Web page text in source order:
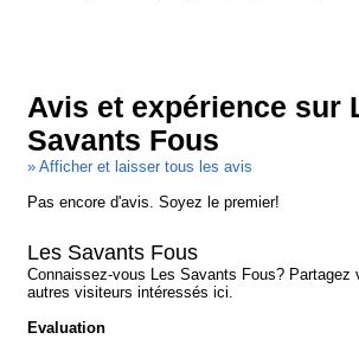
Avis et expérience sur
Savants Fous
» Afficher et laisser tous les avis
Pas encore d'avis. Soyez le premier!
Les Savants Fous
Connaissez-vous Les Savants Fous? Partagez
autres visiteurs intéressés ici.
Evaluation